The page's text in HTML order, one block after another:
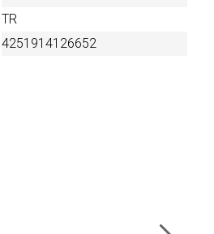
TR
4251914126652